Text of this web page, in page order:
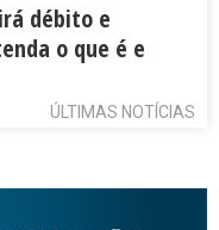
débito e
o que é e
ÚLTIMAS NOTÍCIAS